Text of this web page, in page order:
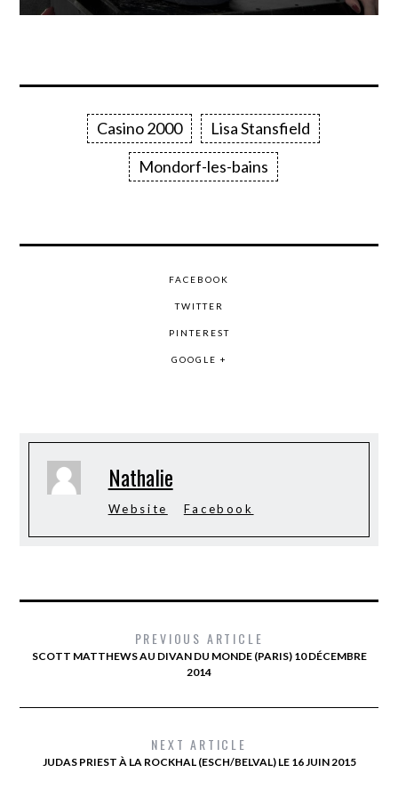
Casino 2000
Lisa Stansfield
Mondorf-les-bains
FACEBOOK
TWITTER
PINTEREST
GOOGLE +
Nathalie
Website Facebook
PREVIOUS ARTICLE
SCOTT MATTHEWS AU DIVAN DU MONDE (PARIS) 10 DÉCEMBRE
2014
NEXT ARTICLE
JUDAS PRIEST À LA ROCKHAL (ESCH/BELVAL) LE 16 JUIN 2015